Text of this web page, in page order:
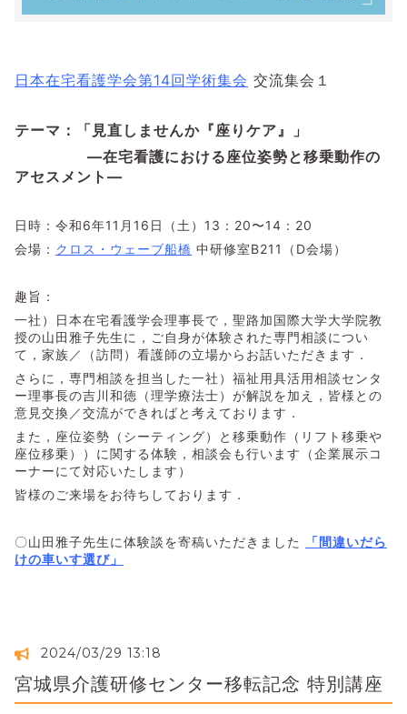
日本在宅看護学会第14回学術集会 交流集会１
テーマ：「見直しませんか『座りケア』」
―在宅看護における座位姿勢と移乗動作の
アセスメント―
日時：令和6年11月16日（土）13：20〜14：20
会場： クロス・ウェーブ船橋 中研修室B211（D会場）
趣旨：
一社）日本在宅看護学会理事長で，聖路加国際大学大学院教
授の山田雅子先生に，ご自身が体験された専門相談につい
て，家族／（訪問）看護師の立場からお話いただきます．
さらに，専門相談を担当した一社）福祉用具活用相談センタ
ー理事長の吉川和徳（理学療法士）が解説を加え，皆様との
意見交換／交流ができればと考えております．
また，座位姿勢（シーティング）と移乗動作（リフト移乗や
座位移乗））に関する体験，相談会も行います（企業展示コ
ーナーにて対応いたします）
皆様のご来場をお待ちしております．
〇山田雅子先生に体験談を寄稿いただきました
「間違いだら
けの車いす選び」
2024/03/29 13:18
宮城県介護研修センター移転記念 特別講座